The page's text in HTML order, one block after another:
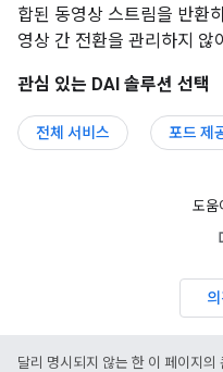
합된 동영상 스트림을 반환
영상 간 전환을 관리하지 않
관심 있는 DAI 솔루션 선택
전체 서비스 포드 제
도움
달리 명시되지 않는 한 이 페이지의